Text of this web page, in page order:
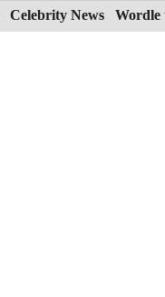
Celebrity News Wordle